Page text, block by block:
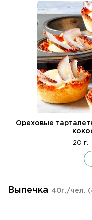
Ореховые
20 г.
Выпечка 40г./чел.